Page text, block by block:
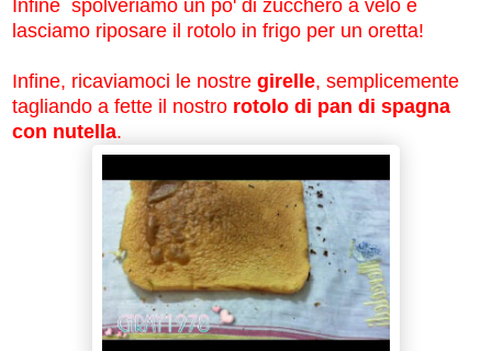
Infine spolveriamo un po' di zucchero a velo e
lasciamo riposare il rotolo in frigo per un oretta!
Infine, ricaviamoci le nostre girelle, semplicemente
tagliando a fette il nostro rotolo di pan di spagna
con nutella.